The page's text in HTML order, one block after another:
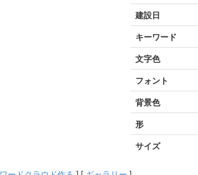
建設日
キーワード
文字色
フォント
背景色
形
サイズ